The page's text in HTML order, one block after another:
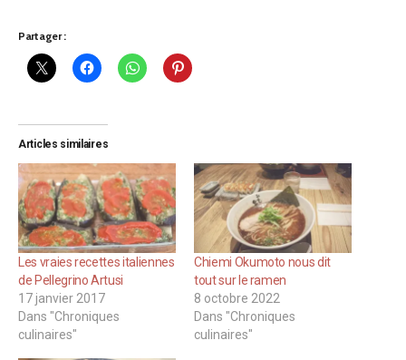
Partager :
Articles similaires
Les vraies recettes italiennes
de Pellegrino Artusi
17 janvier 2017
Dans "Chroniques
culinaires"
Chiemi Okumoto nous dit
tout sur le ramen
8 octobre 2022
Dans "Chroniques
culinaires"